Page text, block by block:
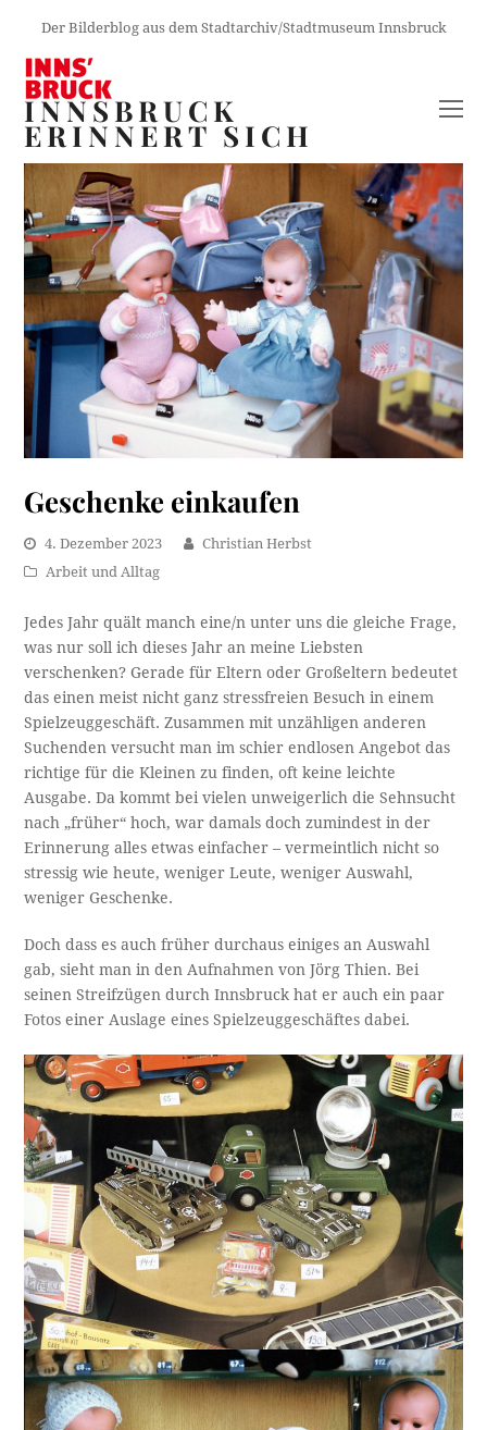
Der Bilderblog aus dem Stadtarchiv/Stadtmuseum Innsbruck
INNSBRUCK
ERINNERT SICH
Geschenke einkaufen
4. Dezember 2023
Christian Herbst
Arbeit und Alltag
Jedes Jahr quält manch eine/n unter uns die gleiche Frage,
was nur soll ich dieses Jahr an meine Liebsten
verschenken? Gerade für Eltern oder Großeltern bedeutet
das einen meist nicht ganz stressfreien Besuch in einem
Spielzeuggeschäft. Zusammen mit unzähligen anderen
Suchenden versucht man im schier endlosen Angebot das
richtige für die Kleinen zu finden, oft keine leichte
Ausgabe. Da kommt bei vielen unweigerlich die Sehnsucht
nach „früher“ hoch, war damals doch zumindest in der
Erinnerung alles etwas einfacher – vermeintlich nicht so
stressig wie heute, weniger Leute, weniger Auswahl,
weniger Geschenke.
Doch dass es auch früher durchaus einiges an Auswahl
gab, sieht man in den Aufnahmen von Jörg Thien. Bei
seinen Streifzügen durch Innsbruck hat er auch ein paar
Fotos einer Auslage eines Spielzeuggeschäftes dabei.